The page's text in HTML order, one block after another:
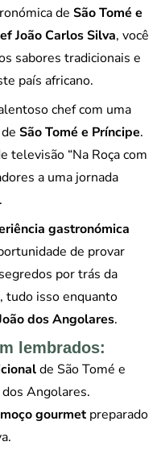
de São Tomé e
João Carlos Silva, você
sabores tradicionais e
país africano.
chef com uma
de São Tomé e Príncipe.
televisão “Na Roça com
a uma jornada
gastronómica
de provar
por trás da
tudo isso enquanto
dos Angolares.
lembrados:
de São Tomé e
dos Angolares.
gourmetpreparado